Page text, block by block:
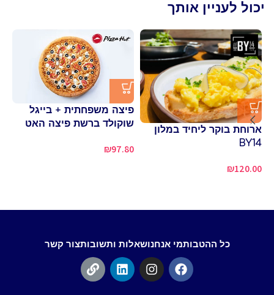
יכול לעניין אותך
ארוחת בוקר ליחיד במלון
BY14
₪120.00
פיצה משפחתית + בייגל
שוקולד ברשת פיצה האט
₪97.80
כל ההטבותמי אנחנושאלות ותשובותצור קשר